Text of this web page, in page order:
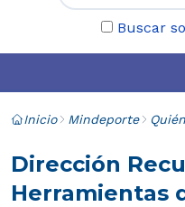
Buscar
Inicio Mindeporte
Dirección
Herramientas